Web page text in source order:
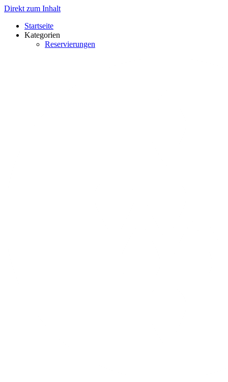
Direkt zum Inhalt
Startseite
Kategorien
Reservierungen